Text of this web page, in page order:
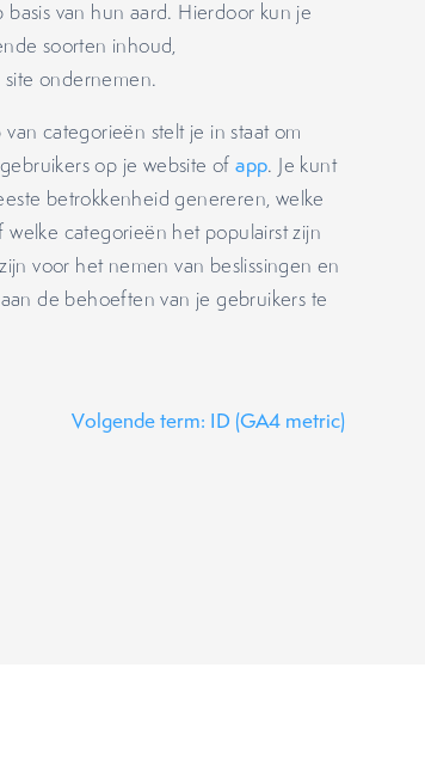
van hun aard. Hierdoor kun je
soorten inhoud,
ondernemen.
categorieën stelt je in staat om
op je website ofapp. Je kunt
betrokkenheid genereren, welke
categorieën het populairst zijn
voor het nemen van beslissingen en
de behoeften van je gebruikers te
Volgende term: ID (GA4 metric)